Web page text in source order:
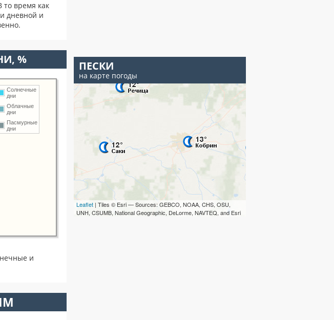
то время как
дневной и
%
Солнечные
дни
Облачные
дни
Пасмурные
дни
и
ПЕСКИ
на карте погоды
Leaflet | Tiles © Esri — Sources: GEBCO, NOAA, CHS, OSU,
UNH, CSUMB, National Geographic, DeLorme, NAVTEQ, and Esri